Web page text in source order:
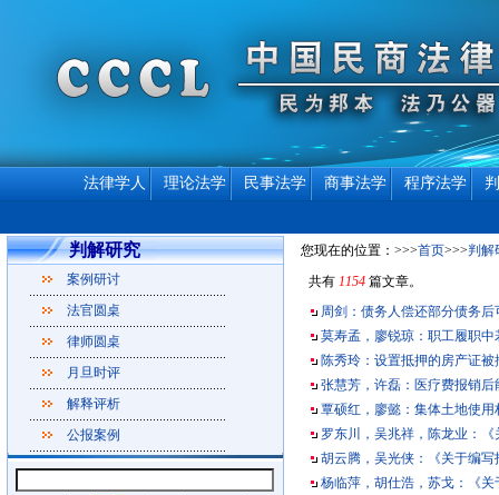
法律学人 理论法学 民事法学 商事法学 程序法学
判解研究
案例研讨
法官圆桌
律师圆桌
月旦时评
解释评析
公报案例
您现在的位置：>>>首页>>>判解
共有 1154 篇文章。
周剑：债务人偿还部分债务
莫寿孟，廖锐琼：职工履职
陈秀玲：设置抵押的房产证
张慧芳，许磊：医疗费报销后
覃硕红，廖懿：集体土地使用
罗东川，吴兆祥，陈龙业：
胡云腾，吴光侠：《关于编
杨临萍，胡仕浩，苏戈：《